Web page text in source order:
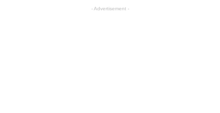
- Advertisement -